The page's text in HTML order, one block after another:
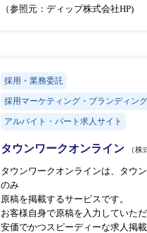
（参照元：ディップ株式会社HP)
採用・業務委託
採用マーケティング・ブランディング
アルバイト・パート求人サイト
タウンワークオンライン （
タウンワークオンラインは、タウ
のみ
原稿を掲載するサービスです。
お客様自身で原稿を入力していた
安価でかつスピーディーな求人掲